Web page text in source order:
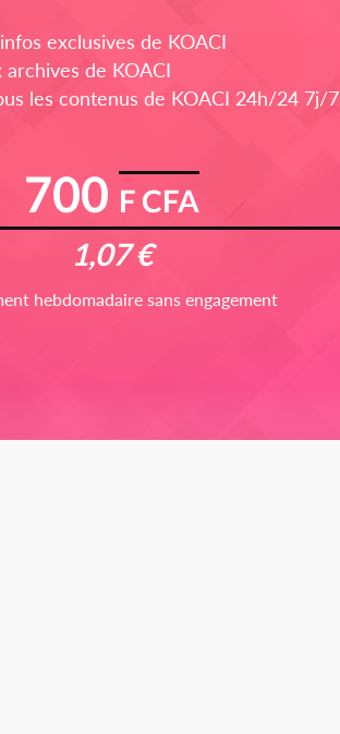
exclusives de KOACI
archives de KOACI
les contenus de KOACI 24h/24 7j/7
700 F CFA
1,07 €
hebdomadaire sans engagement